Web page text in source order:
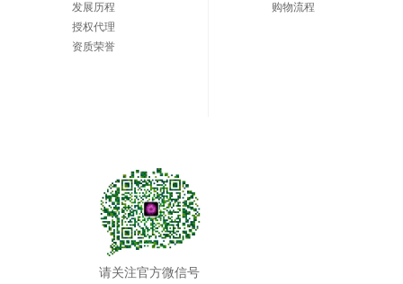
发展历程
授权代理
资质荣誉
购物流程
请关注官方微信号